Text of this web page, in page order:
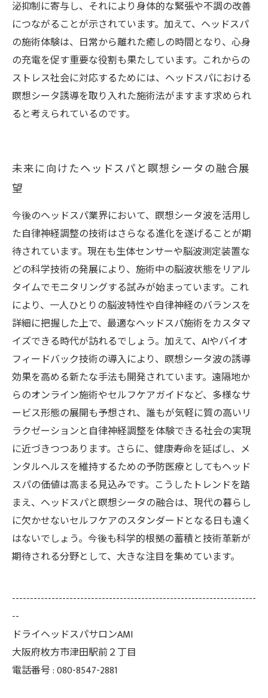
泌抑制に寄与し、それにより身体的な緊張や不調の改善
につながることが示されています。加えて、ヘッドスパ
の施術体験は、日常から離れた癒しの時間となり、心身
の充電を促す重要な役割も果たしています。これからの
ストレス社会に対応するためには、ヘッドスパにおける
瞑想シータ誘導を取り入れた施術法がますます求められ
ると考えられているのです。
未来に向けたヘッドスパと瞑想シータの融合展
望
今後のヘッドスパ業界において、瞑想シータ波を活用し
た自律神経調整の技術はさらなる進化を遂げることが期
待されています。現在も生体センサーや脳波測定装置な
どの科学技術の発展により、施術中の脳波状態をリアル
タイムでモニタリングする試みが始まっています。これ
により、一人ひとりの脳波特性や自律神経のバランスを
詳細に把握した上で、最適なヘッドスパ施術をカスタマ
イズできる時代が訪れるでしょう。加えて、AIやバイオ
フィードバック技術の導入により、瞑想シータ波の誘導
効果を高める新たな手法も開発されています。遠隔地か
らのオンライン施術やセルフケアガイドなど、多様なサ
ービス形態の展開も予想され、誰もが気軽に質の高いリ
ラクゼーションと自律神経調整を体験できる社会の実現
に近づきつつあります。さらに、健康寿命を延ばし、メ
ンタルヘルスを維持するための予防医療としてもヘッド
スパの価値は高まる見込みです。こうしたトレンドを踏
まえ、ヘッドスパと瞑想シータの融合は、現代の暮らし
に欠かせないセルフケアのスタンダードとなる日も遠く
はないでしょう。今後も科学的根拠の蓄積と技術革新が
期待される分野として、大きな注目を集めています。
--------------------------------------------------------------------
--
ドライヘッドスパサロンAMI
大阪府枚方市津田駅前２丁目
電話番号 : 080-8547-2881